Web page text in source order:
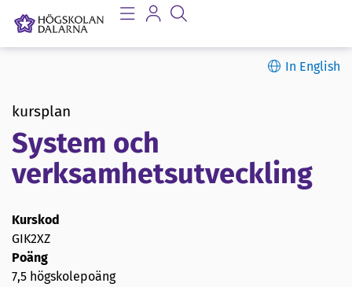
In English
kursplan
System och
verksamhetsutveckling
Kurskod
GIK2XZ
Poäng
7,5 högskolepoäng